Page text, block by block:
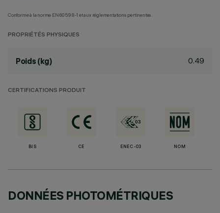
Conforme à la norme EN60598-1 et aux réglementations pertinentes.
PROPRIÉTÉS PHYSIQUES
Poids (kg) 0.49
CERTIFICATIONS PRODUIT
BIS CE ENEC-03 NOM
DONNÉES PHOTOMÉTRIQUES